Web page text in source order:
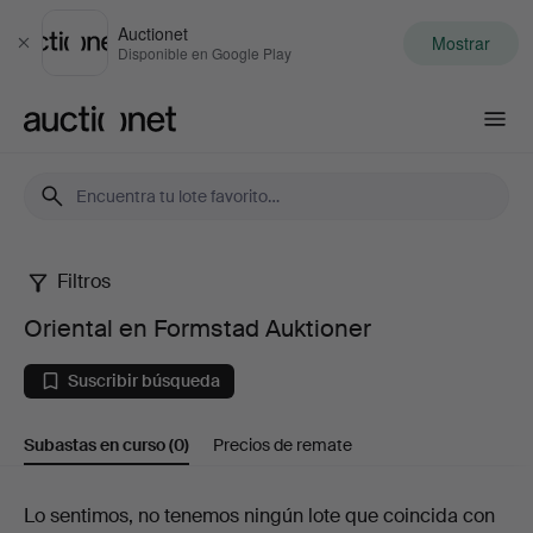
Cerrar
Auctionet
Disponible en Google Play Mostrar
Oriental
en
Formstad
Auktioner
Filtros
Oriental en Formstad Auktioner
Suscribir búsqueda
Subastas en curso(0) Precios de remate
Subastas
Lo sentimos, no tenemos ningún lote que coincida con